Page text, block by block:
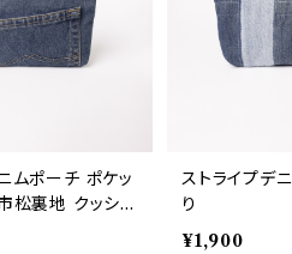
ムポーチ ポケッ
松裏地 クッショ
ストライプデ
り
¥1,900